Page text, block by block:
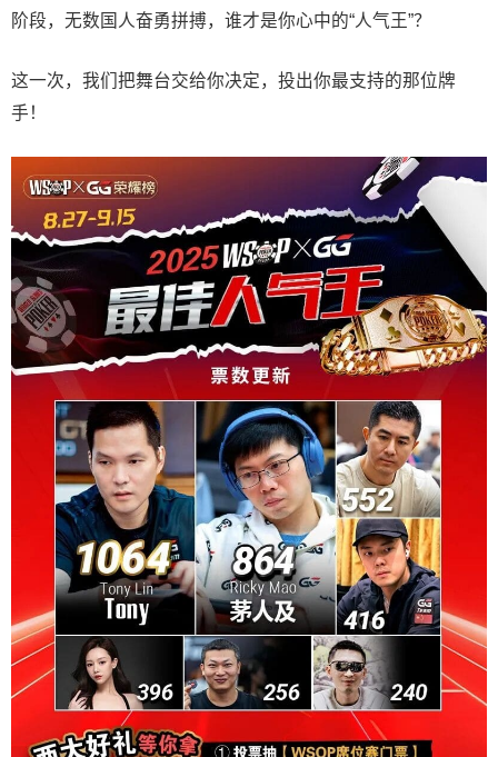
阶段，无数国人奋勇拼搏，谁才是你心中的“人气王”？
这一次，我们把舞台交给你决定，投出你最支持的那位牌
手！